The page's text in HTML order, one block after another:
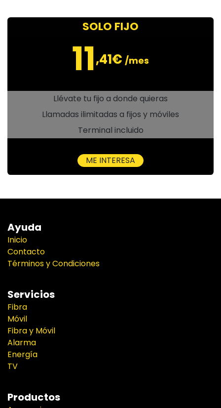
SOLO FIJO
11,41€ /mes
Llévate tu fijo a donde quieras
Llamadas ilimitadas a fijos y móviles
Terminal incluido
ME INTERESA
Ayuda
Inicio
Contacto
Términos y Condiciones
Servicios
Fibra
Móvil
Fibra y Móvil
Alarma
Energía
TV
Productos